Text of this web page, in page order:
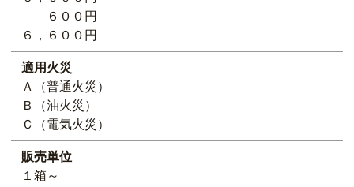
６００円
６，６００円
適用火災
Ａ（普通火災）
Ｂ（油火災）
Ｃ（電気火災）
販売単位
１箱～